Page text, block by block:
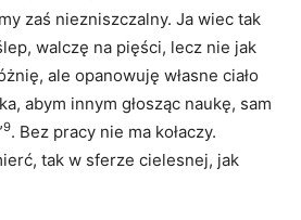
zaś niezniszczalny. Ja wiec tak
walczę na pięści, lecz nie jak
ale opanowuję własne ciało
abym innym głosząc naukę, sam
9. Bez pracy nie ma kołaczy.
tak w sferze cielesnej, jak